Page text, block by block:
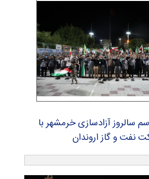
سالروز آزادسازی خرمشهر با
نفت و گاز اروندان